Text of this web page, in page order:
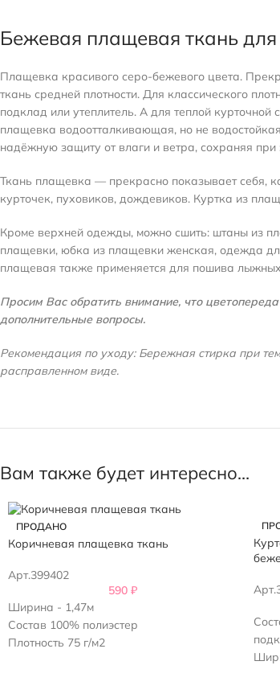
Бежевая плащевая ткань
Плащевка красивого серо-бежевого цвета.
ткань средней плотности. Для классического
подклад или утеплитель. А для теплой
плащевка водоотталкивающая, но не
надёжную защиту от влаги и ветра, сохраняя
Ткань плащевка — прекрасно показывает себя,
курточек, пуховиков, дождевиков. Куртка из
Кроме верхней одежды, можно сшить: штаны из
плащевки, юбка из плащевки женская, одежда
плащевая также применяется для пошива
Просим Вас обратить внимание, что
дополнительные вопросы.
Рекомендация по уходу: Бережная стирка при
расправленном виде.
Вам также будет интересно…
ПРОДАНО
Коричневая плащевка ткань
Арт.399402
590 ₽
Ширина - 1,47м
Состав 100% полиэстер
Плотность 75 г/м2